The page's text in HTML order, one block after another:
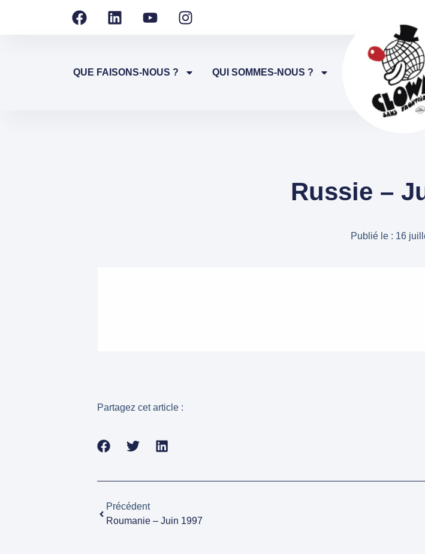
QUE FAISONS-NOUS ? QUI SOMMES-NOUS ?
Russie –
Publié le : 16
Partagez cet article :
Précédent
Roumanie – Juin 1997